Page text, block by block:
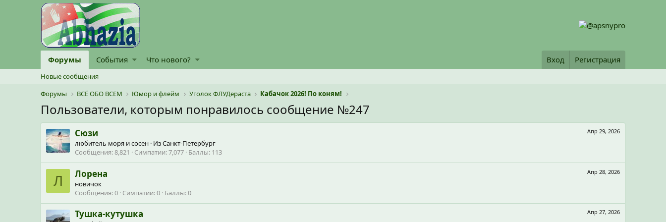
Форумы События Что нового? Вход Регистрация
Новые сообщения
Форумы
ВСЁ ОБО ВСЕМ Юмор и флейм Уголок ФЛУДераста Кабачок 2026! По коням!
Пользователи, которым понравилось сообщение №247
Апр 29, 2026
Сюзи
любитель моря и сосен · ИзСанкт-Петербург
Сообщения 8,821 Симпатии 7,077 Баллы 113
Л
Апр 28, 2026
Лорена
новичок
Сообщения 0 Симпатии 0 Баллы 0
Апр 27, 2026
Тушка-кутушка